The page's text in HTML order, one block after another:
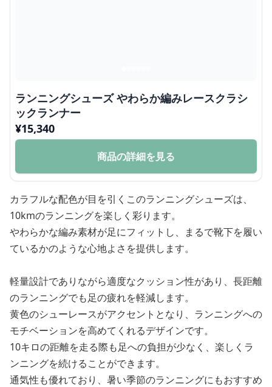
ランニングシューズ やわらか編みレースクラシ
ックランナー
¥15,340
商品の詳細を見る
カラフルな配色が目を引くこのランニングシューズは、
10kmのランニングを楽しく彩ります。
やわらかな編み素材が足にフィットし、まるで靴下を履い
ているかのような心地よさを提供します。
軽量設計でありながら適度なクッション性があり、長距離
のランニングでも足の疲れを軽減します。
黄色のシューレースがアクセントとなり、ランニングへの
モチベーションを高めてくれるデザインです。
10キロの距離を走る際も足への負担が少なく、楽しくラ
ンニングを続けることができます。
通気性も優れており、暑い季節のランニングにもおすすめ